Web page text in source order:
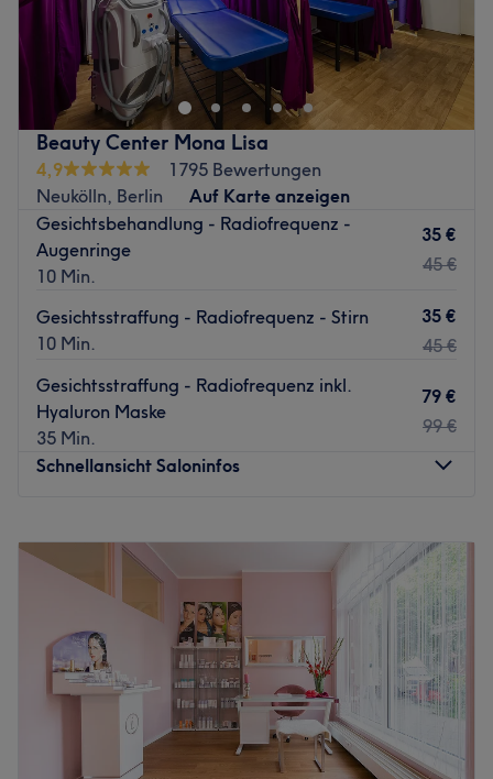
Beauty Center Mona Lisa
4,9
1795 Bewertungen
Neukölln, Berlin
Auf Karte anzeigen
Gesichtsbehandlung - Radiofrequenz -
Augenringe
10 Min.
35 €
45 €
Gesichtsstraffung - Radiofrequenz - Stirn
10 Min.
35 €
45 €
Gesichtsstraffung - Radiofrequenz inkl.
Hyaluron Maske
35 Min.
79 €
99 €
Schnellansicht Saloninfos
20:00
Mittwoch
– 20:00
Donnerstag
20:00
Freitag
10:00
20:00
Samstag
10:00
20:00
Sonntag
Geschlossen
Wer schön sein will, muss nicht leiden, sondern einfach
nur in das Beauty Center Mona Lisa kommen. Nach